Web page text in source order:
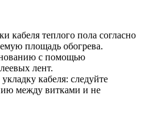
кабеля теплого пола согласно
площадь обогрева.
с помощью
лент.
кабеля: следуйте
между витками и не